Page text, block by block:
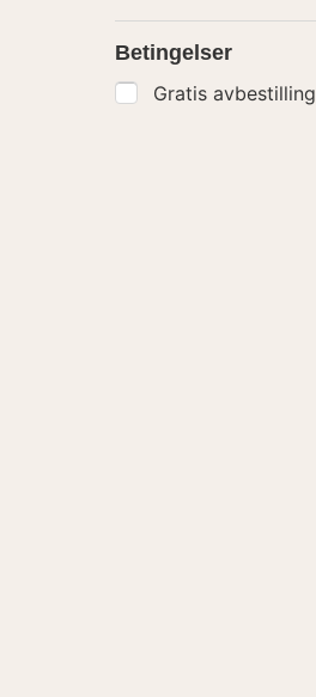
Betingelser
Gratis avbestilling